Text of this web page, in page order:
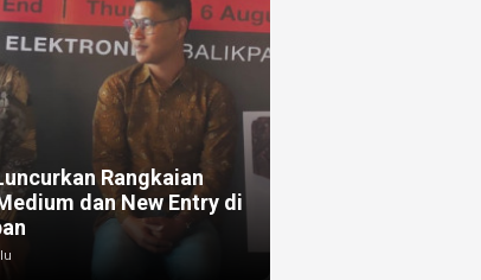
Rangkaian
dan New Entry di